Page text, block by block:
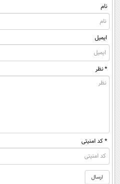
نام
ایمیل
* نظر
* کد امنیتی